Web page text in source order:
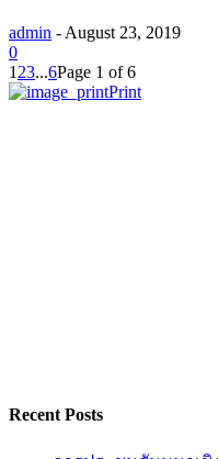
admin - August 23, 2019
0
1 23...6Page 1 of 6
Print
Recent Posts